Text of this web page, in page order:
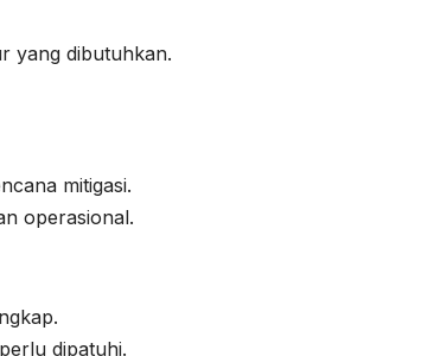
yang dibutuhkan.
mitigasi.
operasional.
dipatuhi.